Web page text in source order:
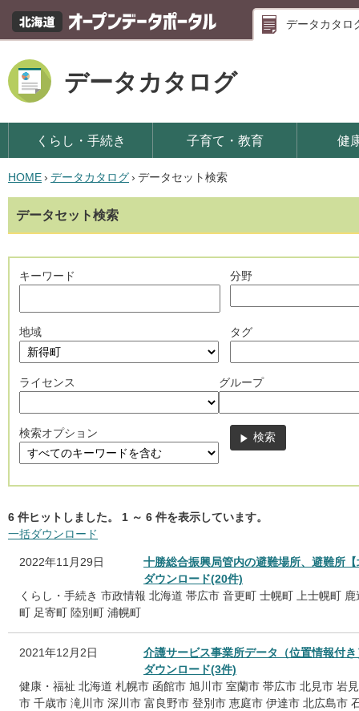
データカタロ
データカタログ
くらし・手続き 子育て・教育 健
HOME› データカタログ› データセット検索
データセット検索
キーワード 分野
地域 タグ
ライセンス グループ
検索オプション
6 件ヒットしました。 1 ～ 6 件を表示しています。
一括ダウンロード
2022年11月29日
十勝総合振興局管内の避難場所、避難所
ダウンロード(20件)
くらし・手続き 市政情報 北海道 帯広市 音更町 士幌町 上士幌町 鹿
町 足寄町 陸別町 浦幌町
2021年12月2日
介護サービス事業所データ（位置情報付
ダウンロード(3件)
健康・福祉 北海道 札幌市 函館市 旭川市 室蘭市 帯広市 北見市 岩
市 千歳市 滝川市 深川市 富良野市 登別市 恵庭市 伊達市 北広島市